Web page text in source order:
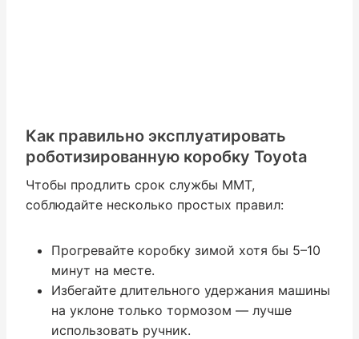
Как правильно эксплуатировать
роботизированную коробку Toyota
Чтобы продлить срок службы ММТ,
соблюдайте несколько простых правил:
Прогревайте коробку зимой хотя бы 5–10
минут на месте.
Избегайте длительного удержания машины
на уклоне только тормозом — лучше
использовать ручник.